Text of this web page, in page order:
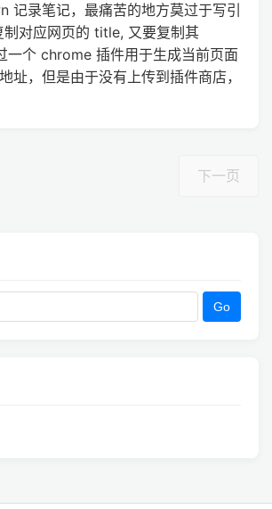
记录笔记，最痛苦的地方莫过于写引
制对应网页的 title, 又要复制其
一个 chrome 插件用于生成当前页面
址，但是由于没有上传到插件商店，
下一页
Go